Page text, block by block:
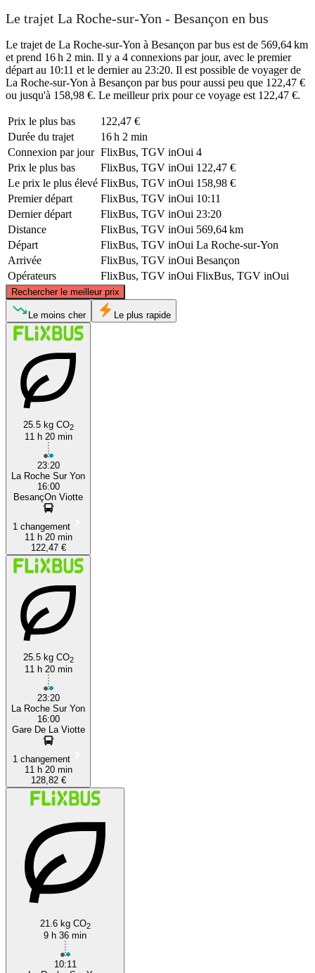
Le trajet La Roche-sur-Yon - Besançon en bus
Le trajet de La Roche-sur-Yon à Besançon par bus est de 569,64 km
et prend 16 h 2 min. Il y a 4 connexions par jour, avec le premier
départ au 10:11 et le dernier au 23:20. Il est possible de voyager de
La Roche-sur-Yon à Besançon par bus pour aussi peu que 122,47 €
ou jusqu'à 158,98 €. Le meilleur prix pour ce voyage est 122,47 €.
Prix ​​le plus bas
122,47 €
Durée du trajet
16 h 2 min
Connexion par jour FlixBus, TGV inOui 4
Prix ​​le plus bas
FlixBus, TGV inOui 122,47 €
Le prix le plus élevé FlixBus, TGV inOui 158,98 €
Premier départ
FlixBus, TGV inOui 10:11
Dernier départ
FlixBus, TGV inOui 23:20
Distance
FlixBus, TGV inOui 569,64 km
Départ
FlixBus, TGV inOui La Roche-sur-Yon
Arrivée
FlixBus, TGV inOui Besançon
Opérateurs
FlixBus, TGV inOui FlixBus, TGV inOui
Rechercher le meilleur prix
La Roche-sur-Yon
© CARTO, ©OpenStreetMapcontributors
Le moins cher Le plus rapide
25.5 kg CO2
11 h 20 min
23:20
La Roche Sur Yon
16:00
BesançOn Viotte
1 changement
11 h 20 min
122,47 €
25.5 kg CO2
11 h 20 min
23:20
La Roche Sur Yon
16:00
Gare De La Viotte
1 changement
11 h 20 min
128,82 €
21.6 kg CO2
9 h 36 min
10:11